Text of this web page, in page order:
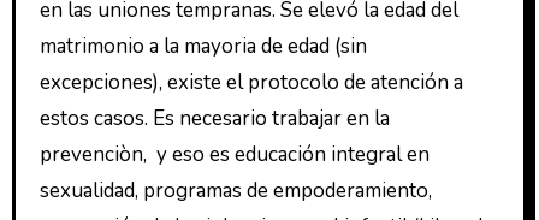
en las uniones tempranas. Se elevó la edad del
matrimonio a la mayoria de edad (sin
excepciones), existe el protocolo de atención a
estos casos. Es necesario trabajar en la
prevenciòn, y eso es educación integral en
sexualidad, programas de empoderamiento,